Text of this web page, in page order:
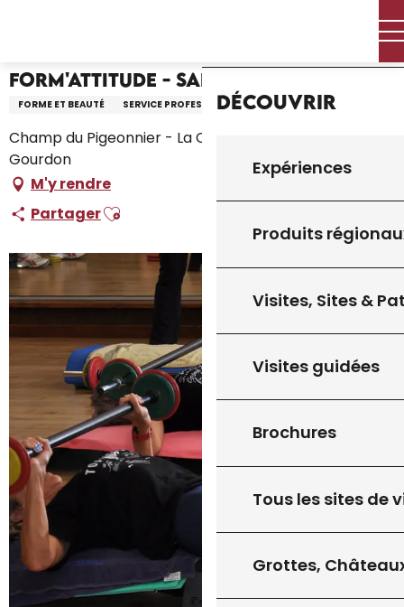
principal
Découvrir
Expériences
Produits
Visites, Sites &
Visites guidées
Brochures
Tous les sites de
Grottes,
Form'Attitude - Salle de Sports
FORME ET BEAUTÉ SERVICE PROFESSIONNEL
Champ du Pigeonnier - La Croix de Pierre, 46300
Gourdon
M'y rendre
PartagerAjouter aux favoris